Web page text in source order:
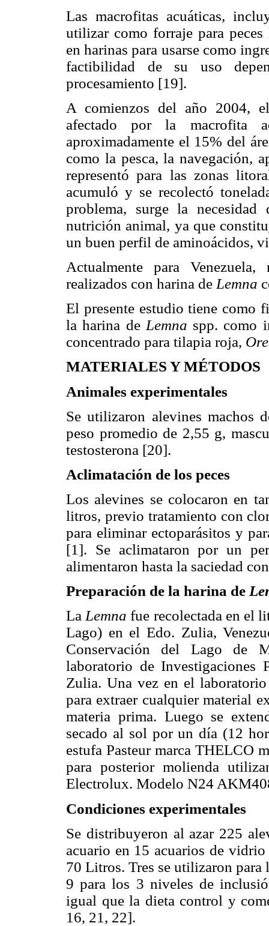
Las macrofitas acuáticas,
utilizar como forraje para
en harinas para usarse como
factibilidad de su uso
procesamiento [19].
A comienzos del año 2004,
afectado por la macrofita
aproximadamente el 15% del
como la pesca, la navegación,
representó para las zonas
acumuló y se recolectó
problema, surge la
nutrición animal, ya que
un buen perfil de aminoácidos,
Actualmente para
realizados con harina de Lemna
El presente estudio tiene como
la harina de Lemna spp. como
concentrado para tilapia roja,
MATERIALES Y MÉTODOS
Animales experimentales
Se utilizaron alevines machos
peso promedio de 2,55 g,
testosterona [20].
Aclimatación de los peces
Los alevines se colocaron en
litros, previo tratamiento con
para eliminar ectoparásitos y
[1]. Se aclimataron por un
alimentaron hasta la saciedad
Preparación de la harina de
LaLemna fue recolectada en el
Lago) en el Edo. Zulia,
Conservación del Lago de
laboratorio de Investigaciones
Zulia. Una vez en el
para extraer cualquier material
materia prima. Luego se
secado al sol por un día (12
estufa Pasteur marca THELCO
para posterior molienda
Electrolux. Modelo N24
Condiciones experimentales
Se distribuyeron al azar 225
acuario en 15 acuarios de
70 Litros. Tres se utilizaron
9 para los 3 niveles de
igual que la dieta control y
16, 21, 22].